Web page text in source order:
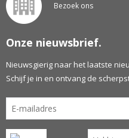
Bezoek ons
Onze nieuwsbrief.
Nieuwsgierig naar het laatste
Schijf je in en ontvang de